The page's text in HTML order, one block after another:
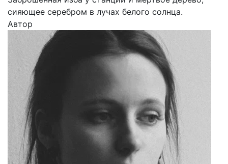
сияющее серебром в лучах белого солнца.
Автор